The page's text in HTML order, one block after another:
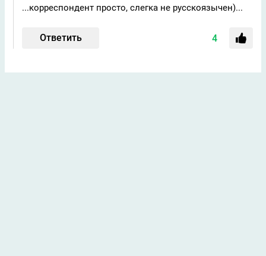
...корреспондент просто, слегка не русскоязычен)...
Ответить 4